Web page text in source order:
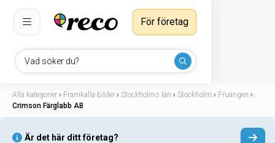
Vad söker du?
För företag
Alla kategorier › Framkalla bilder › Stockholms län › Stockholm › Fruängen ›
Crimson Färglabb AB
Är det här ditt företag?